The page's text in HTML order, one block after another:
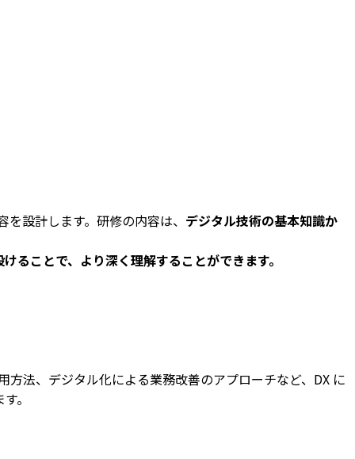
設計します。研修の内容は、 デジタル技術の基本知識か
ることで、より深く理解することができます。
法、デジタル化による業務改善のアプローチなど、DX に
。